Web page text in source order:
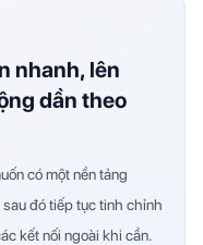
nhanh, lên
dần theo
có một nền tảng
đó tiếp tục tinh chỉnh
kết nối ngoài khi cần.